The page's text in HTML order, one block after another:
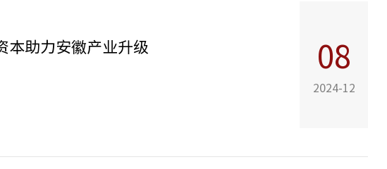
本助力安徽产业升级 08
2024-12